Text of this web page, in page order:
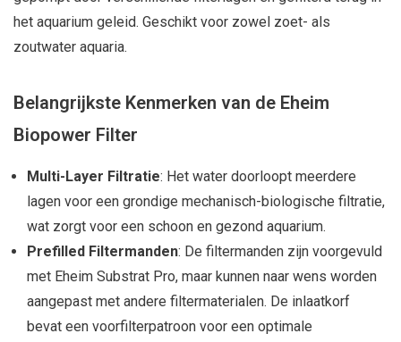
het aquarium geleid. Geschikt voor zowel zoet- als
zoutwater aquaria.
Belangrijkste Kenmerken van de Eheim
Biopower Filter
Multi-Layer Filtratie: Het water doorloopt meerdere
lagen voor een grondige mechanisch-biologische filtratie,
wat zorgt voor een schoon en gezond aquarium.
Prefilled Filtermanden: De filtermanden zijn voorgevuld
met Eheim Substrat Pro, maar kunnen naar wens worden
aangepast met andere filtermaterialen. De inlaatkorf
bevat een voorfilterpatroon voor een optimale